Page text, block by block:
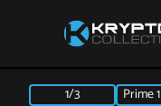
1/3 Prime